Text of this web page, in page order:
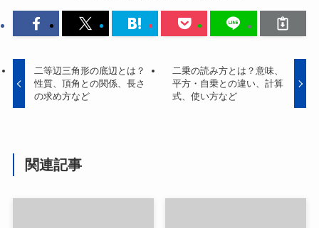
二等辺三角形の底辺とは？
性質、頂角との関係、長さ
の求め方など
二乗の読み方とは？意味、
平方・自乗との違い、計算
式、使い方など
関連記事